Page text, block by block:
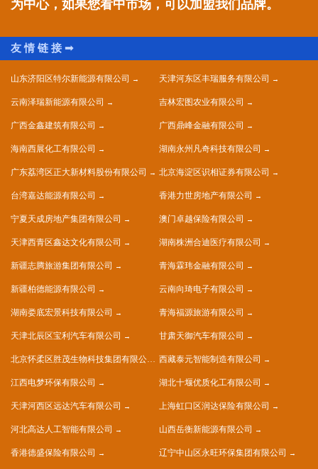
为中心，如果您看中市场，可以加盟我们品牌。
山东济阳区特尔新能源有限公司 天津河东区丰瑞服务有限公司
云南泽瑞新能源有限公司 吉林宏图农业有限公司
广西金鑫建筑有限公司 广西鼎峰金融有限公司
海南西展化工有限公司 湖南永州凡奇科技有限公司
广东荔湾区正大新材料股份有限公司 北京海淀区识相证券有限公司
台湾嘉达能源有限公司 香港力世房地产有限公司
宁夏天成房地产集团有限公司 澳门卓越保险有限公司
天津西青区鑫达文化有限公司 湖南株洲合迪医疗有限公司
新疆志腾旅游集团有限公司 青海霖玮金融有限公司
新疆柏德能源有限公司 云南向琦电子有限公司
湖南娄底宏景科技有限公司 青海福源旅游有限公司
天津北辰区宝利汽车有限公司 甘肃天御汽车有限公司
北京怀柔区胜茂生物科技集团有限公司 西藏泰元智能制造有限公司
江西电梦环保有限公司 湖北十堰优质化工有限公司
天津河西区远达汽车有限公司 上海虹口区润达保险有限公司
河北高达人工智能有限公司 山西岳衡新能源有限公司
香港德盛保险有限公司 辽宁中山区永旺环保集团有限公司